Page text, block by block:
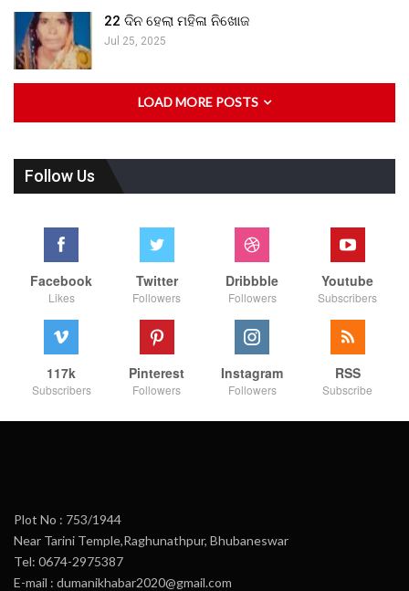
22 ଦିନ ହେଲା ମହିଳା ନିଖୋଜ
Jul 25, 2025
LOAD MORE POSTS
Follow Us
Facebook
Likes
Twitter
Followers
Dribbble
Followers
Youtube
Subscribers
117k
Subscribers
Pinterest
Followers
Instagram
Followers
RSS
Subscribe
Plot No : 753/1944
Near Tarini Temple,Raghunathpur, Bhubaneswar
Tel: 0674-2975387
E-mail : dumanikhabar2020@gmail.com